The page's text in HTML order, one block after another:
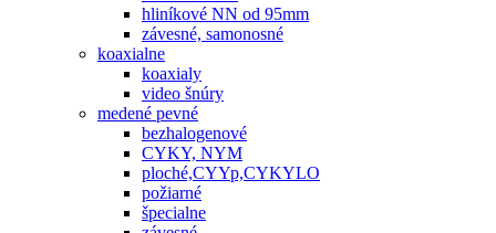
hliníkové NN od 95mm
závesné, samonosné
koaxialne
koaxialy
video šnúry
medené pevné
bezhalogenové
CYKY, NYM
ploché,CYYp,CYKYLO
požiarné
špecialne